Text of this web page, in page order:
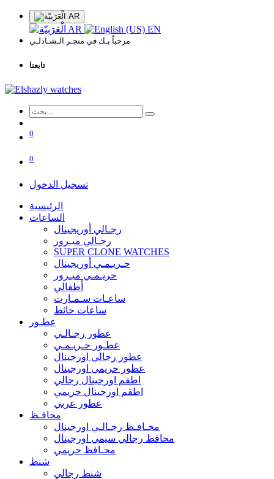
AR
AR EN
مرحباً بـك في متجـر الـشـاذلـي
تابعنا
0
0
تسجيل الدخول
الرئيسية
الساعات
رجـالي أوريجينال
رجـالي ميـرور
SUPER CLONE WATCHES
حـريـمـي أوريجينال
حريـمـي ميـرور
أطفالي
ساعـات سـمـارت
ساعات حائط
عطـور
عطور رجـالـي
عطـور حـريـمـي
عطور رجالي اورجينال
عطور حريمي اورجينال
اطقم اورجينال رجالي
اطقم اورجينال حريمي
عطور عربي
محافـظ
محـافـظ رجـالـي اورجينال
محافظ رجالي سيمي اورجينال
محـافظ حريمي
شنط
شنط رجالي